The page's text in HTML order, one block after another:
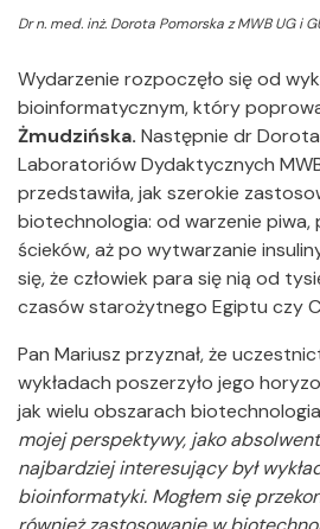
Dr n. med. inż. Dorota Pomorska z MWB UG i
Wydarzenie rozpoczęło się od
bioinformatycznym, który
Żmudzińska. Następnie dr
Laboratoriów Dydaktycznych
przedstawiła, jak szerokie
biotechnologia: od warzenie
ścieków, aż po wytwarzanie
się, że człowiek para się nią od
czasów starożytnego Egiptu czy
Pan Mariusz przyznał, że
wykładach poszerzyło jego
jak wielu obszarach
mojej perspektywy, jako
najbardziej interesujący był
bioinformatyki. Mogłem się